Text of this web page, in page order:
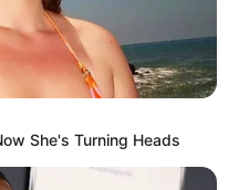
EN GOOGLE NEWS
She's Turning Heads